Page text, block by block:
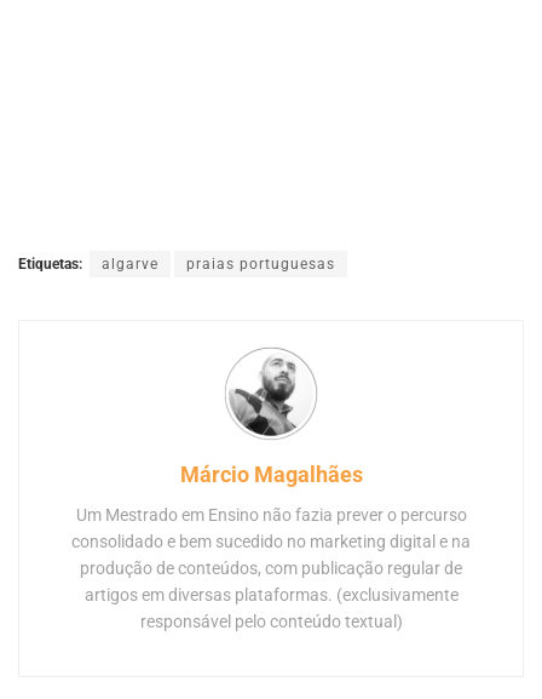
Etiquetas: algarve praias portuguesas
Márcio Magalhães
Um Mestrado em Ensino não fazia prever o percurso
consolidado e bem sucedido no marketing digital e na
produção de conteúdos, com publicação regular de
artigos em diversas plataformas. (exclusivamente
responsável pelo conteúdo textual)